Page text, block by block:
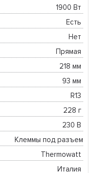
1900 Вт
Есть
Нет
Прямая
218 мм
93 мм
R13
228 г
230 В
Клеммы под разъем
Thermowatt
Италия